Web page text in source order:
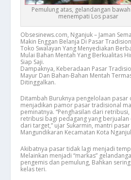
Pemulung atas, gelandangan
menempati Los pasar
Obsesinews.com, Nganjuk – Jaman
Makin Enggan Belanja Di Pasar
Toko Swalayan Yang Menyediakan
Mulai Bahan Mentah Yang Berkualitas
Siap Saji.
Dampaknya, Keberadaan Pasar
Mayur Dan Bahan-Bahan Mentah
Ditinggalkan.
Ditambah Buruknya pengelolaan pasar
menjadikan pamor pasar tradisional
peminatnya. “Penghasilan dari
retribusi bagi pedagang yang
dari target,” ujar Sukarmin, mantri
Mangundikaran Kecamatan Kota
Akibatnya pasar tidak lagi menjadi
Melainkan menjadi “markas”
pengemis dan pemulung, Bahkan sering
kelas teri.